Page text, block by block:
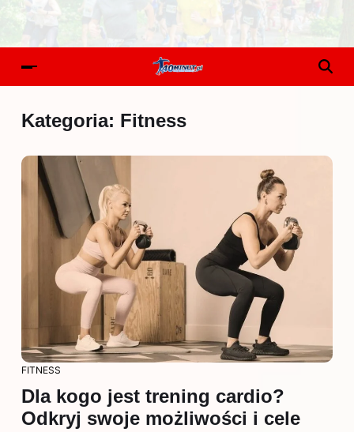
Kategoria: Fitness
FITNESS
Dla kogo jest trening cardio?
Odkryj swoje możliwości i cele